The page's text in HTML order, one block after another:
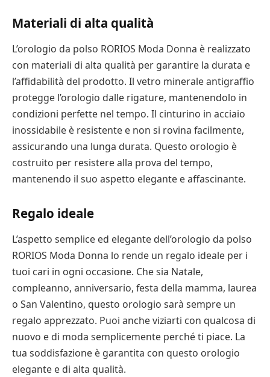
Materiali di alta qualità
L’orologio da polso RORIOS Moda Donna è realizzato
con materiali di alta qualità per garantire la durata e
l’affidabilità del prodotto. Il vetro minerale antigraffio
protegge l’orologio dalle rigature, mantenendolo in
condizioni perfette nel tempo. Il cinturino in acciaio
inossidabile è resistente e non si rovina facilmente,
assicurando una lunga durata. Questo orologio è
costruito per resistere alla prova del tempo,
mantenendo il suo aspetto elegante e affascinante.
Regalo ideale
L’aspetto semplice ed elegante dell’orologio da polso
RORIOS Moda Donna lo rende un regalo ideale per i
tuoi cari in ogni occasione. Che sia Natale,
compleanno, anniversario, festa della mamma, laurea
o San Valentino, questo orologio sarà sempre un
regalo apprezzato. Puoi anche viziarti con qualcosa di
nuovo e di moda semplicemente perché ti piace. La
tua soddisfazione è garantita con questo orologio
elegante e di alta qualità.